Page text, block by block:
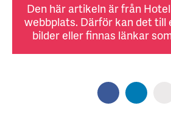
Den här artikeln är från
webbplats. Därför kan det till
bilder eller finnas länkar